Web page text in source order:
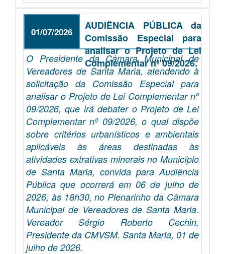
01/07/2026
AUDIÊNCIA PÚBLICA da
Comissão Especial para
analisar o Projeto de Lei
Complementar nº 09/2026.
O Presidente da Câmara Municipal de
Vereadores de Santa Maria, atendendo à
solicitação da Comissão Especial para
analisar o Projeto de Lei Complementar nº
09/2026, que irá debater o Projeto de Lei
Complementar nº 09/2026, o qual dispõe
sobre critérios urbanísticos e ambientais
aplicáveis às áreas destinadas às
atividades extrativas minerais no Município
de Santa Maria, convida para Audiência
Pública que ocorrerá em 06 de julho de
2026, às 18h30, no Plenarinho da Câmara
Municipal de Vereadores de Santa Maria.
Vereador Sérgio Roberto Cechin,
Presidente da CMVSM. Santa Maria, 01 de
julho de 2026.